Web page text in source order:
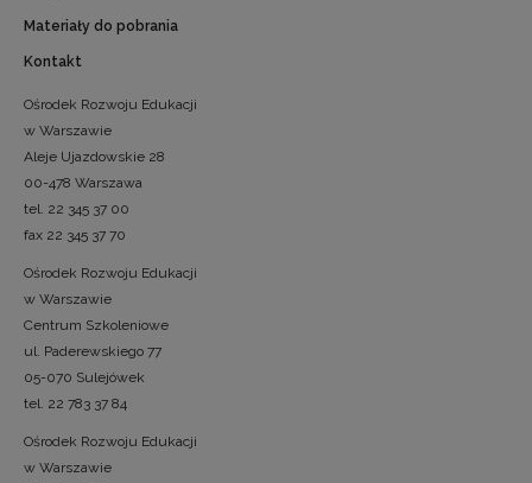
Materiały do pobrania
Kontakt
Ośrodek Rozwoju Edukacji
w Warszawie
Aleje Ujazdowskie 28
00-478 Warszawa
tel. 22 345 37 00
fax 22 345 37 70
Ośrodek Rozwoju Edukacji
w Warszawie
Centrum Szkoleniowe
ul. Paderewskiego 77
05-070 Sulejówek
tel. 22 783 37 84
Ośrodek Rozwoju Edukacji
w Warszawie